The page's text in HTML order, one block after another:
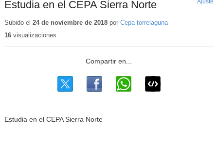
Estudia en el CEPA Sierra Norte
Subido el 24 de noviembre de 2018por Cepa torrelaguna
16visualizaciones
Estudia en el CEPA Sierra Norte